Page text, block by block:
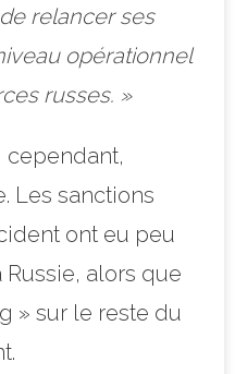
relancer ses
opérationnel
russes. »
cependant,
Les sanctions
ont eu peu
Russie, alors que
» sur le reste du